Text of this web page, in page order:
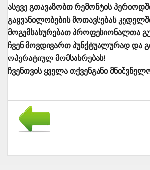
ასევე გთავაზობთ რემონტის
გაყვანილობების მოთავსებას
მოგემსახურებათ პროფესიონალთა
ჩვენ მოვდივართ პუნქტუალურად და
ოპერატიულ მომსახრებას!
ჩვენთვის ყველა თქვენგანი